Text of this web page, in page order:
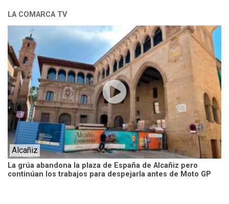
LA COMARCA TV
La grúa abandona la plaza de España de Alcañiz pero
continúan los trabajos para despejarla antes de Moto GP
Alcañiz